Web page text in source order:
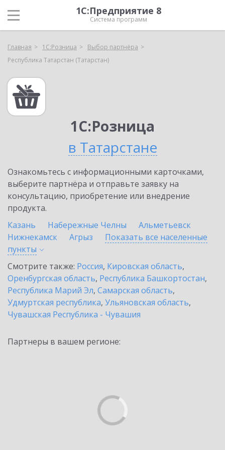
1С:Предприятие 8
Система программ
Главная 1С:Розница
Выбор партнёра
Республика Татарстан (Татарстан)
1С:Розница
в Татарстане
Ознакомьтесь с информационными карточками,
выберите партнёра и отправьте заявку на
консультацию, приобретение или внедрение
продукта.
Казань
Набережные Челны
Альметьевск
Нижнекамск
Агрыз
Показать все населенные
пункты
Смотрите также: Россия, Кировская область,
Оренбургская область, Республика Башкортостан,
Республика Марий Эл, Самарская область,
Удмуртская республика, Ульяновская область,
Чувашская Республика - Чувашия
Партнеры в вашем регионе: